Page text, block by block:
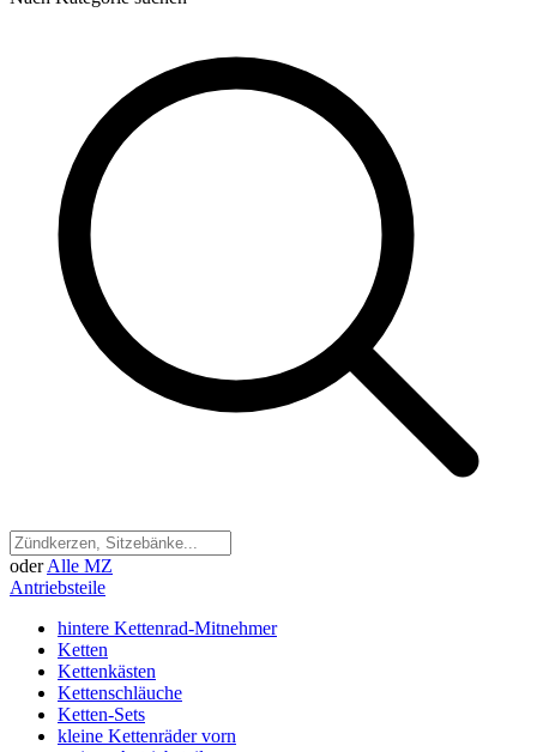
oder Alle MZ
Antriebsteile
hintere Kettenrad-Mitnehmer
Ketten
Kettenkästen
Kettenschläuche
Ketten-Sets
kleine Kettenräder vorn